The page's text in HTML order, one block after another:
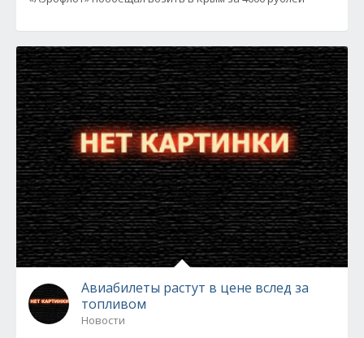
Авиабилеты растут в цене вслед за
топливом
Новости